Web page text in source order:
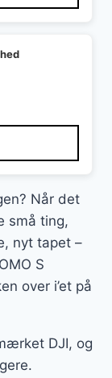
Når det
små ting,
nyt tapet –
S
over i’et på
DJI, og